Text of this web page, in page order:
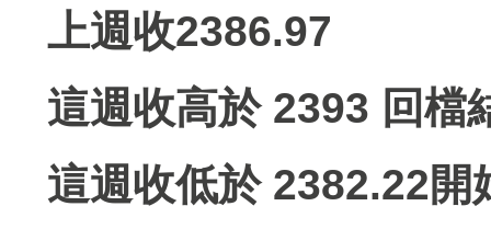
上週收2386.97
這週收高於 2393 回檔
這週收低於 2382.22開